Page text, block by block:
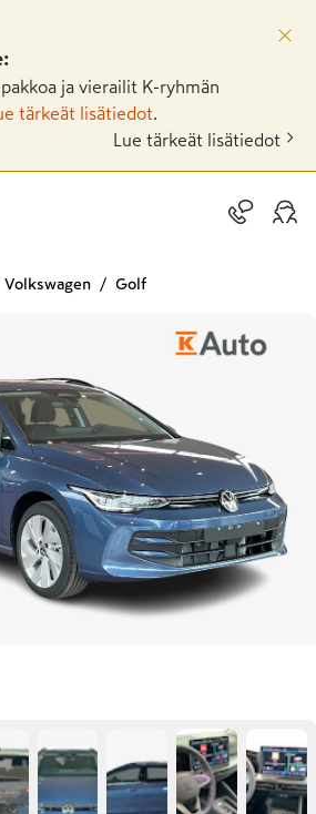
ja vierailit K-ryhmän
tärkeät lisätiedot
Lue tärkeät lisätiedot
Volkswagen Golf